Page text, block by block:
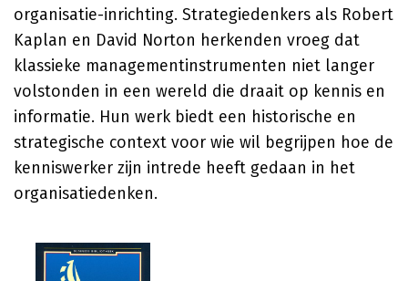
organisatie-inrichting. Strategiedenkers als Robert
Kaplan en David Norton herkenden vroeg dat
klassieke managementinstrumenten niet langer
volstonden in een wereld die draait op kennis en
informatie. Hun werk biedt een historische en
strategische context voor wie wil begrijpen hoe de
kenniswerker zijn intrede heeft gedaan in het
organisatiedenken.